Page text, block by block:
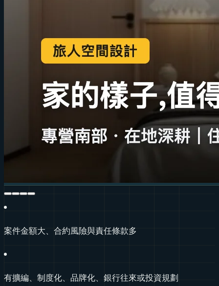
案件金額大、合約風險與責任條款多
有擴編、制度化、品牌化、銀行往來或投資規劃